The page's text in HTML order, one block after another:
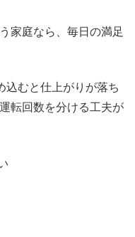
家庭なら、毎日の満足
込むと仕上がりが落ち
転回数を分ける工夫が